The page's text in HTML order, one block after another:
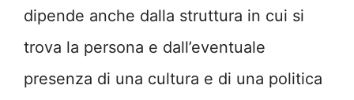
dipende anche dalla struttura in cui si
trova la persona e dall’eventuale
presenza di una cultura e di una politica